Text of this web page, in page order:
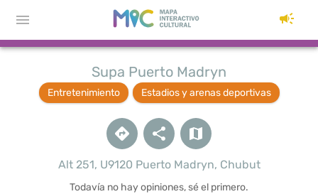
Supa Puerto Madryn
Entretenimiento Estadios y arenas deportivas
Alt 251, U9120 Puerto Madryn, Chubut
Todavía no hay opiniones, sé el primero.